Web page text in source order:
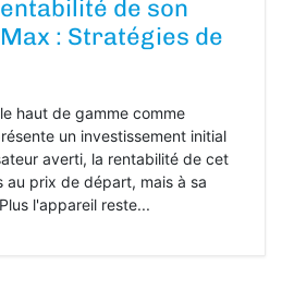
de son
: Stratégies de
haut de gamme comme
un investissement initial
averti, la rentabilité de cet
au prix de départ, mais à sa
l'appareil reste...